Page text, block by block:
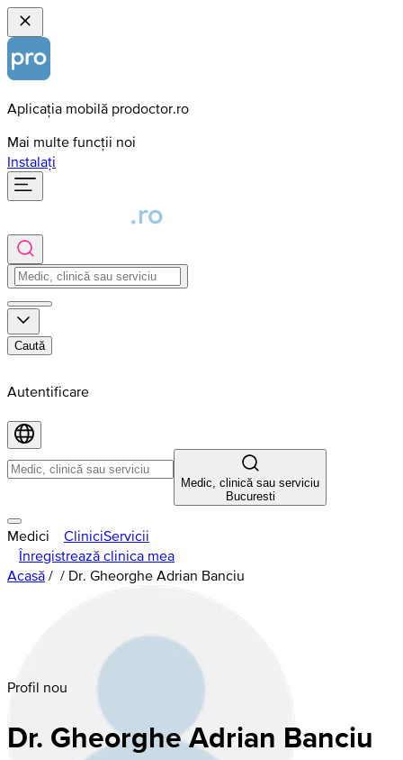
Aplicația mobilă prodoctor.ro
Mai multe funcții noi
Instalați
Caută
Autentificare
Medic, clinică sau serviciu
Bucuresti
Medici CliniciServicii
Înregistrează clinica mea
Acasă / / Dr. Gheorghe Adrian Banciu
Profil nou
Dr. Gheorghe Adrian Banciu